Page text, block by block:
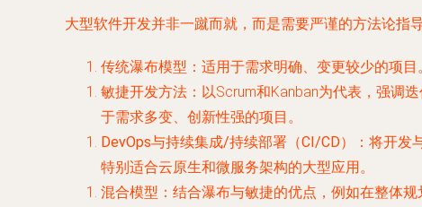
大型软件开发并非一蹴而就，而是需要严谨的方法论指
传统瀑布模型 ：适用于需求明确、变更较少的项
敏捷开发方法 ：以Scrum和Kanban为代表，强调
于需求多变、创新性强的项目。
DevOps与持续集成/持续部署（CI/CD）
：将开发
特别适合云原生和微服务架构的大型应用。
混合模型 ：结合瀑布与敏捷的优点，例如在整体